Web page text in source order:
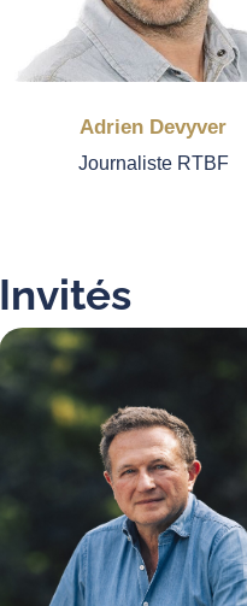
Adrien Devyver
Journaliste RTBF
Invités